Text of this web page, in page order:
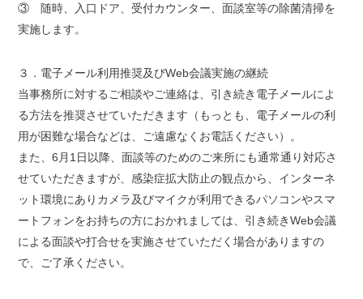
③ 随時、入口ドア、受付カウンター、面談室等の除菌清掃を
実施します。
３．電子メール利用推奨及びWeb会議実施の継続
当事務所に対するご相談やご連絡は、引き続き電子メールによ
る方法を推奨させていただきます（もっとも、電子メールの利
用が困難な場合などは、ご遠慮なくお電話ください）。
また、6月1日以降、面談等のためのご来所にも通常通り対応さ
せていただきますが、感染症拡大防止の観点から、インターネ
ット環境にありカメラ及びマイクが利用できるパソコンやスマ
ートフォンをお持ちの方におかれましては、引き続きWeb会議
による面談や打合せを実施させていただく場合がありますの
で、ご了承ください。